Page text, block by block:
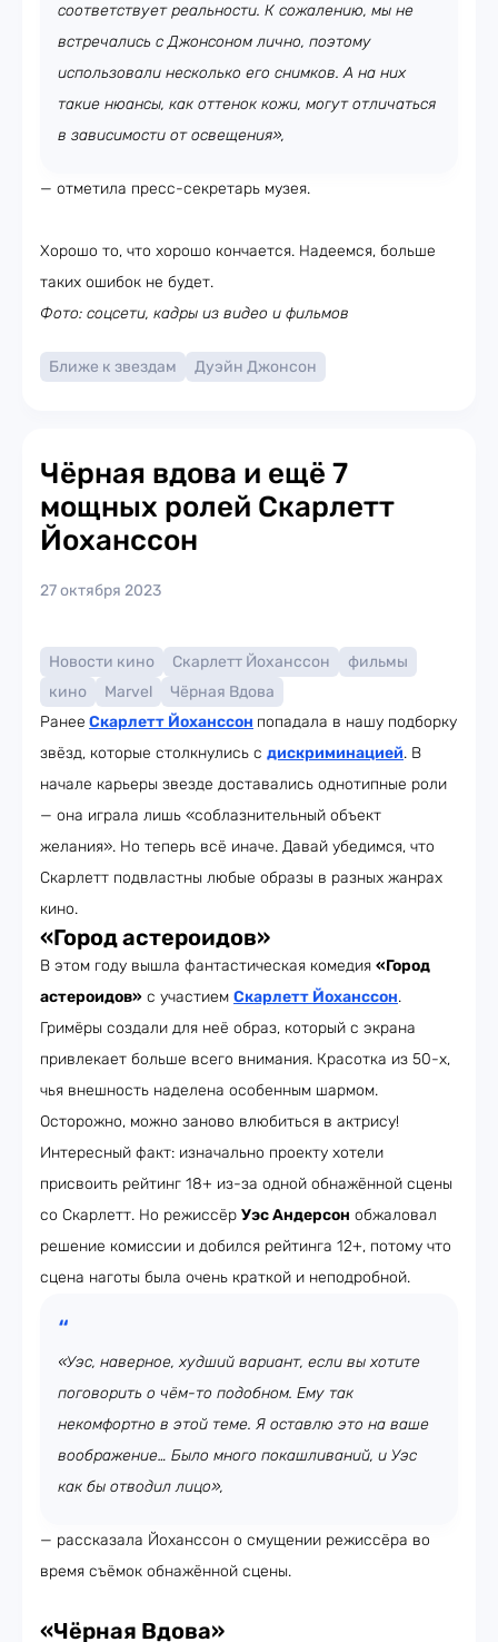
соответствует реальности. К сожалению, мы не
встречались с Джонсоном лично, поэтому
использовали несколько его снимков. А на них
такие нюансы, как оттенок кожи, могут отличаться
в зависимости от освещения»,
— отметила пресс-секретарь музея.
Хорошо то, что хорошо кончается. Надеемся, больше
таких ошибок не будет.
Фото: соцсети, кадры из видео и фильмов
Ближе к звездам Дуэйн Джонсон
Чёрная вдова и ещё 7
мощных ролей Скарлетт
Йоханссон
27 октября 2023
Новости кино Скарлетт Йоханссон
фильмы
кино
Marvel
Чёрная Вдова
Ранее Скарлетт Йоханссон попадала в нашу подборку
звёзд, которые столкнулись с дискриминацией. В
начале карьеры звезде доставались однотипные роли
— она играла лишь «соблазнительный объект
желания». Но теперь всё иначе. Давай убедимся, что
Скарлетт подвластны любые образы в разных жанрах
кино.
«Город астероидов»
В этом году вышла фантастическая комедия «Город
астероидов» с участием Скарлетт Йоханссон.
Гримёры создали для неё образ, который с экрана
привлекает больше всего внимания. Красотка из 50-х,
чья внешность наделена особенным шармом.
Осторожно, можно заново влюбиться в актрису!
Интересный факт: изначально проекту хотели
присвоить рейтинг 18+ из-за одной обнажённой сцены
со Скарлетт. Но режиссёр Уэс Андерсон обжаловал
решение комиссии и добился рейтинга 12+, потому что
сцена наготы была очень краткой и неподробной.
«Уэс, наверное, худший вариант, если вы хотите
поговорить о чём-то подобном. Ему так
некомфортно в этой теме. Я оставлю это на ваше
воображение… Было много покашливаний, и Уэс
как бы отводил лицо»,
— рассказала Йоханссон о смущении режиссёра во
время съёмок обнажённой сцены.
«Чёрная Вдова»